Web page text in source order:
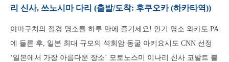
리 신사, 쓰노시마 다리 (출발/도착: 후쿠오카 (하카타역))
야마구치의 절경 명소를 하루 만에 즐기세요! 인기 명소 와카토 PA
에 들른 후, 일본 최대 규모의 석회암 동굴 아키요시도 CNN 선정
‘일본에서 가장 아름다운 장소’ 모토노스미 이나리 신사 코발트 블